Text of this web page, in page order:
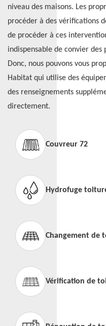
niveau des maisons. Les
procéder à des vérifications
de procéder à ces
indispensable de convier
Donc, nous pouvons vous
Habitat qui utilise des
des renseignements
directement.
Couvreur 72
Hydrofuge
Changement de
Vérification de